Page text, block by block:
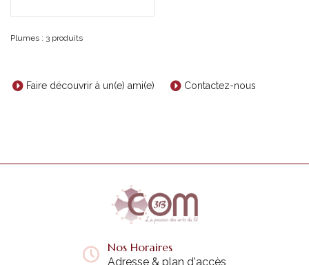
Plumes : 3 produits
Faire découvrir à un(e) ami(e) Contactez-nous
Nos Horaires
Adresse & plan d'accès